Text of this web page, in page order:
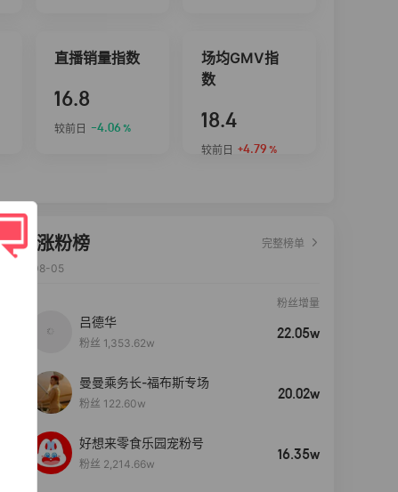
直播销量指数
16.8
较前日 -4.06 %
场均GMV指
数
18.4
较前日 +4.79 %
达人涨粉榜
完整榜单
2026-08-05
粉丝增量
吕德华
粉丝 1,353.62w
22.05w
曼曼乘务长-福布斯专场
粉丝 122.60w
20.02w
好想来零食乐园宠粉号
粉丝 2,214.66w
16.35w